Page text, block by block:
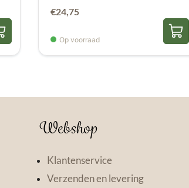
€24,75
Op voorraad
Webshop
Klantenservice
Verzenden en levering